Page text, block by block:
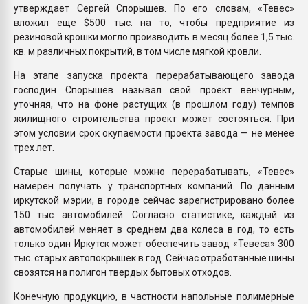
утверждает Сергей Спорышев. По его словам, «Тевес»
вложил еще $500 тыс. на то, чтобы предприятие из
резиновой крошки могло производить в месяц более 1,5 тыс.
кв. м различных покрытий, в том числе мягкой кровли.
На этапе запуска проекта перерабатывающего завода
господин Спорышев называл свой проект венчурным,
уточняя, что на фоне растущих (в прошлом году) темпов
жилищного строительства проект может состояться. При
этом условии срок окупаемости проекта завода — не менее
трех лет.
Старые шины, которые можно перерабатывать, «Тевес»
намерен получать у транспортных компаний. По данным
иркутской мэрии, в городе сейчас зарегистрировано более
150 тыс. автомобилей. Согласно статистике, каждый из
автомобилей меняет в среднем два колеса в год, то есть
только один Иркутск может обеспечить завод «Тевеса» 300
тыс. старых автопокрышек в год. Сейчас отработанные шины
свозятся на полигон твердых бытовых отходов.
Конечную продукцию, в частности напольные полимерные